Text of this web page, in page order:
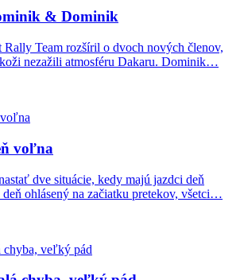
& Dominik
Rally Team rozšíril o dvoch nových členov,
nezažili atmosféru Dakaru. Dominik…
voľna
dve situácie, kedy majú jazdci deň
ohlásený na začiatku pretekov, všetci…